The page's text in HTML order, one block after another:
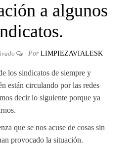
a algunos
Por LIMPIEZAVIALESK
los sindicatos de siempre y
están circulando por las redes
decir lo siguiente porque ya
que se nos acuse de cosas sin
provocado la situación.